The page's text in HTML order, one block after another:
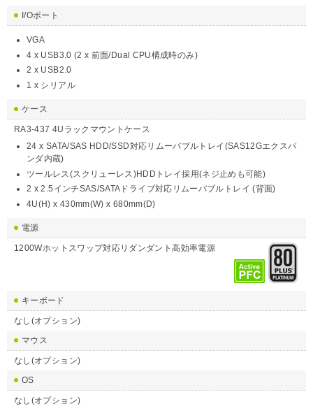
I/Oポート
VGA
4 x USB3.0 (2 x 前面/Dual CPU構成時のみ)
2 x USB2.0
1 x シリアル
ケース
RA3-437 4Uラックマウントケース
24 x SATA/SAS HDD/SSD対応リムーバブルトレイ(SAS12Gエクスパ
ンダ内蔵)
ツールレス(スクリューレス)HDDトレイ採用(ネジ止めも可能)
2 x 2.5インチSAS/SATAドライブ対応リムーバブルトレイ (背面)
4U(H) x 430mm(W) x 680mm(D)
電源
1200Wホットスワップ対応リダンダント高効率電源
キーボード
なし(オプション)
マウス
なし(オプション)
OS
なし(オプション)